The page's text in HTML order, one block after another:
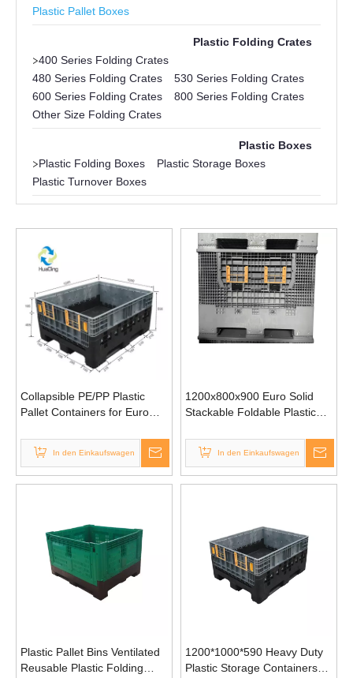
Plastic Pallet Boxes
Plastic Folding Crates
>400 Series Folding Crates
480 Series Folding Crates
530 Series Folding Crates
600 Series Folding Crates
800 Series Folding Crates
Other Size Folding Crates
Plastic Boxes
>Plastic Folding Boxes
Plastic Storage Boxes
Plastic Turnover Boxes
Collapsible PE/PP Plastic
Pallet Containers for Euro
In den Einkaufswagen
1200x800x900 Euro Solid
Stackable Foldable Plastic
In den Einkaufswagen
Plastic Pallet Bins Ventilated
Reusable Plastic Folding
1200*1000*590 Heavy Duty
Plastic Storage Containers